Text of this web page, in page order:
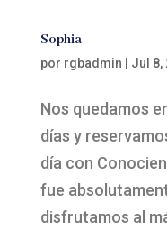
Sophia
por rgbadmin Jul 8,
Nos quedamos
días y
día con
fue
disfrutamos al